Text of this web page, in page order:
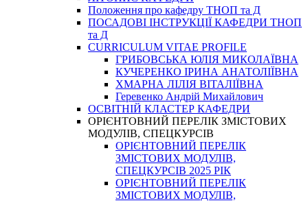
Положення про кафедру ТНОП та Д
ПОСАДОВІ ІНСТРУКЦІЇ КАФЕДРИ ТНОП
та Д
CURRICULUM VITAE PROFILE
ГРИБОВСЬКА ЮЛІЯ МИКОЛАЇВНА
КУЧЕРЕНКО ІРИНА АНАТОЛІЇВНА
ХМАРНА ЛІЛІЯ ВІТАЛІЇВНА
Геревенко Андрій Михайлович
ОСВІТНІЙ КЛАСТЕР КАФЕДРИ
ОРІЄНТОВНИЙ ПЕРЕЛІК ЗМІСТОВИХ
МОДУЛІВ, СПЕЦКУРСІВ
ОРІЄНТОВНИЙ ПЕРЕЛІК
ЗМІСТОВИХ МОДУЛІВ,
СПЕЦКУРСІВ 2025 РІК
ОРІЄНТОВНИЙ ПЕРЕЛІК
ЗМІСТОВИХ МОДУЛІВ,